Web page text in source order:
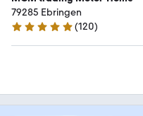
79285 Ebringen
4.9 Sterne
(120)